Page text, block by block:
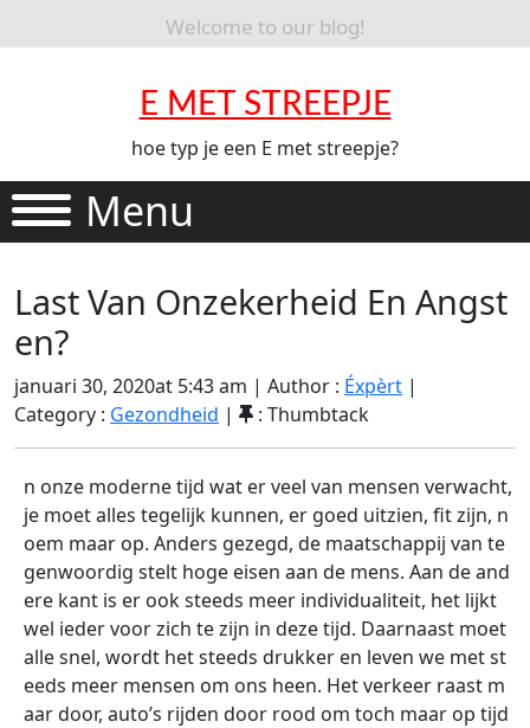
Welcome to our blog!
E MET STREEPJE
hoe typ je een E met streepje?
Menu
Last Van Onzekerheid En Angst
en?
januari 30, 2020at 5:43 am | Author : Éxpèrt |
Category : Gezondheid | : Thumbtack
n onze moderne tijd wat er veel van mensen verwacht,
je moet alles tegelijk kunnen, er goed uitzien, fit zijn, n
oem maar op. Anders gezegd, de maatschappij van te
genwoordig stelt hoge eisen aan de mens. Aan de and
ere kant is er ook steeds meer individualiteit, het lijkt
wel ieder voor zich te zijn in deze tijd. Daarnaast moet
alle snel, wordt het steeds drukker en leven we met st
eeds meer mensen om ons heen. Het verkeer raast m
aar door, auto’s rijden door rood om toch maar op tijd